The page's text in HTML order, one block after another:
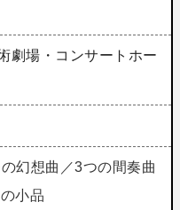
劇場・コンサートホー
幻想曲／3つの間奏曲
小品